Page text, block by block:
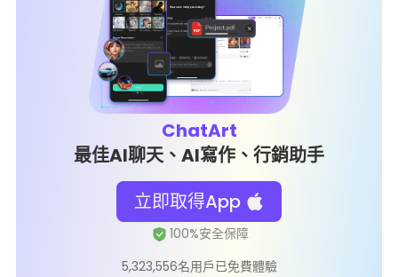
ChatArt
最佳AI聊天、AI寫作、行銷助手
立即取得App
5,323,556名用戶已免費體驗